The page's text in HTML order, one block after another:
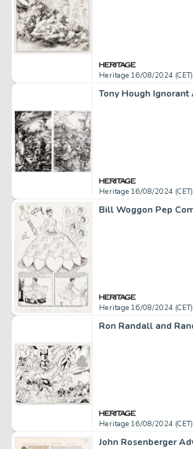
Heritage 16/08/2024 (CET)
Heritage 16/08/2024 (CET)
Heritage 16/08/2024 (CET)
Heritage 16/08/2024 (CET)